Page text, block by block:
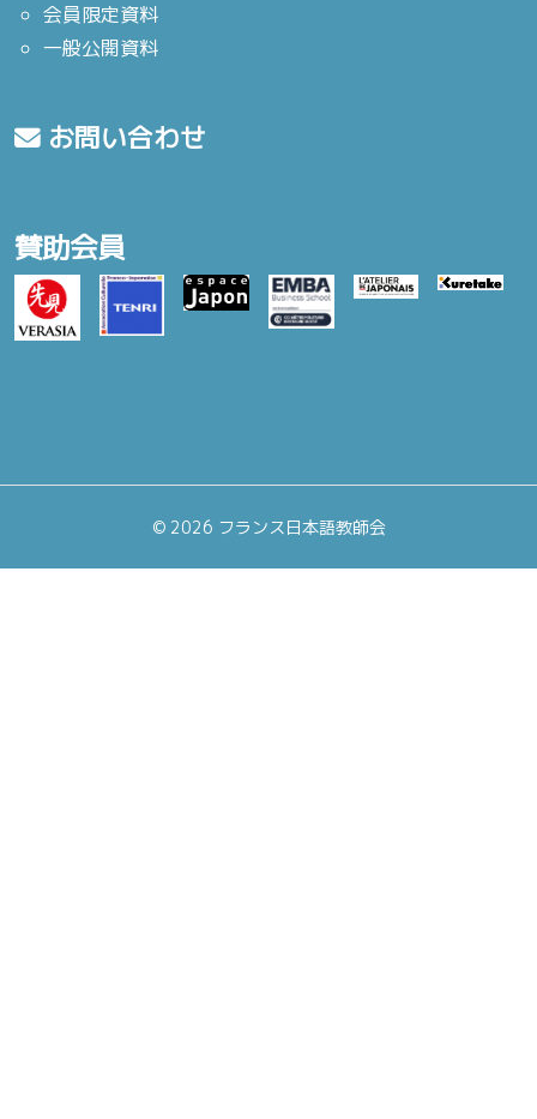
会員限定資料
一般公開資料
お問い合わせ
賛助会員
©2026 フランス日本語教師会